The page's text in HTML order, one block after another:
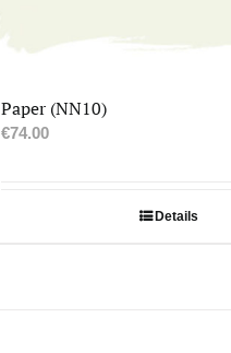
Paper (NN10)
€74.00
Details